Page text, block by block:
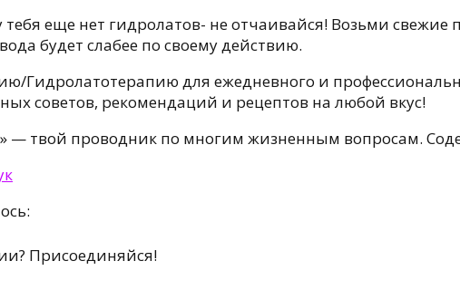
тебя еще нет гидролатов- не отчаивайся! Возьми
будет слабее по своему действию.
Гидролатотерапию для ежедневного и
советов, рекомендаций и рецептов на любой вкус!
твой проводник по многим жизненным вопросам.
Присоединяйся!